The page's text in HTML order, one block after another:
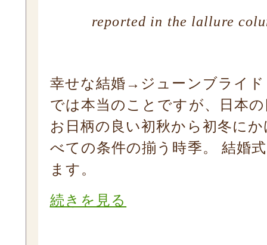
reported in the lallure
幸せな結婚→ジューンブライ
では本当のことですが、日本
お日柄の良い初秋から初冬に
べての条件の揃う時季。 結婚
ます。
続きを見る